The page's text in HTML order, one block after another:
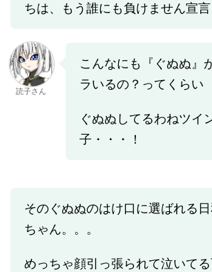
ちは、もう誰にも負けません宣言
読子さん
こんなにも『ぐぬぬ』
ラいるの？ってくらい
ぐぬぬしてるわねツイ
子・・・！
そのぐぬぬのはけ口に選ばれる
ちゃん。。。
めっちゃ顔引っ張られて泣いて